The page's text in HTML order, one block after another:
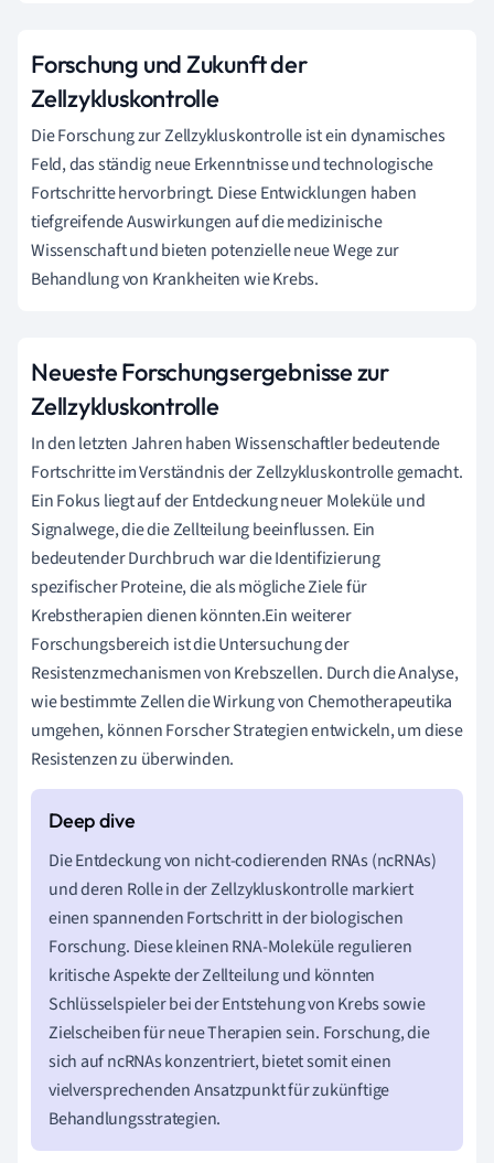
Forschung und Zukunft der
Zellzykluskontrolle
Die Forschung zur Zellzykluskontrolle ist ein dynamisches
Feld, das ständig neue Erkenntnisse und technologische
Fortschritte hervorbringt. Diese Entwicklungen haben
tiefgreifende Auswirkungen auf die medizinische
Wissenschaft und bieten potenzielle neue Wege zur
Behandlung von Krankheiten wie Krebs.
Neueste Forschungsergebnisse zur
Zellzykluskontrolle
In den letzten Jahren haben Wissenschaftler bedeutende
Fortschritte im Verständnis der Zellzykluskontrolle gemacht.
Ein Fokus liegt auf der Entdeckung neuer Moleküle und
Signalwege, die die Zellteilung beeinflussen. Ein
bedeutender Durchbruch war die Identifizierung
spezifischer Proteine, die als mögliche Ziele für
Krebstherapien dienen könnten.Ein weiterer
Forschungsbereich ist die Untersuchung der
Resistenzmechanismen von Krebszellen. Durch die Analyse,
wie bestimmte Zellen die Wirkung von Chemotherapeutika
umgehen, können Forscher Strategien entwickeln, um diese
Resistenzen zu überwinden.
Die Entdeckung von nicht-codierenden RNAs (ncRNAs)
und deren Rolle in der Zellzykluskontrolle markiert
einen spannenden Fortschritt in der biologischen
Forschung. Diese kleinen RNA-Moleküle regulieren
kritische Aspekte der Zellteilung und könnten
Schlüsselspieler bei der Entstehung von Krebs sowie
Zielscheiben für neue Therapien sein. Forschung, die
sich auf ncRNAs konzentriert, bietet somit einen
vielversprechenden Ansatzpunkt für zukünftige
Behandlungsstrategien.